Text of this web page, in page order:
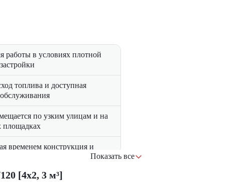
работы в условиях плотной
топлива и доступная
по узким улицам и на
площадках
временем конструкция и
кабина с интуитивно
Показать все
[4x2, 3 м³]